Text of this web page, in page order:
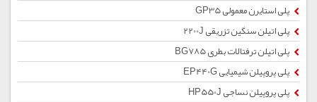
پلی استایرن معمولی GP35
پلی اتیلن سنگین تزریقی 2200J
پلی اتیلن ترفتالات بطری BG785
پلی پروپیلن شیمیایی EP440G
پلی پروپیلن نساجی HP550J